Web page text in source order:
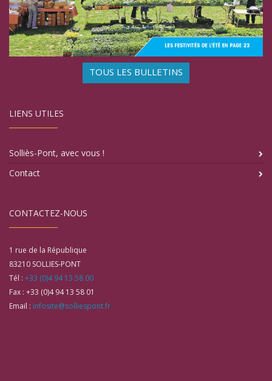
TOUS LES BULLETINS
LIENS UTILES
Solliès-Pont, avec vous !
Contact
CONTACTEZ-NOUS
1 rue de la République
83210 SOLLIES-PONT
Tél : +33 (0)4 94 13 58 00
Fax : +33 (0)4 94 13 58 01
Email : infosite@solliespont.fr